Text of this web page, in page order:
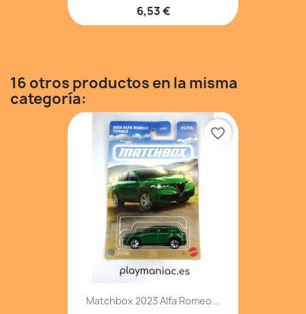
6,53 €
16 otros productos en la misma
categoría:
Matchbox 2023 Alfa Romeo...
favorite_border